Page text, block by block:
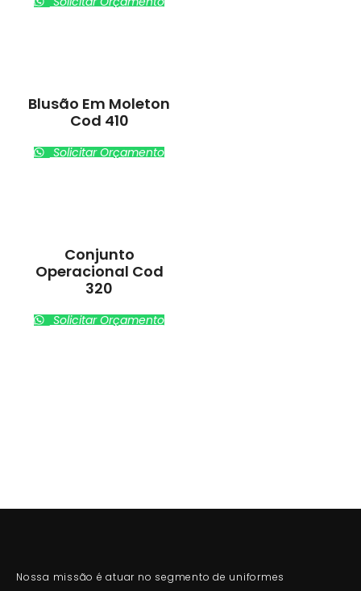
Blusão Em Moleton
Cod 410
Solicitar Orçamento
Conjunto
Operacional Cod
320
Solicitar Orçamento
Nossa missão é atuar no segmento de uniformes